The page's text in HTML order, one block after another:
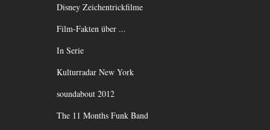
Disney Zeichentrickfilme
Film-Fakten über ...
In Serie
Kulturradar New York
soundabout 2012
The 11 Months Funk Band